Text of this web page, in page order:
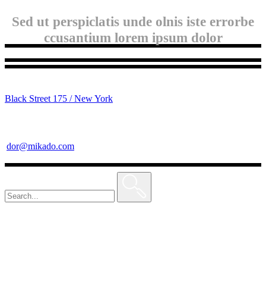
Sed ut perspiclatis unde olnis iste errorbe
ccusantium lorem ipsum dolor
Black Street 175 / New York
dor@mikado.com